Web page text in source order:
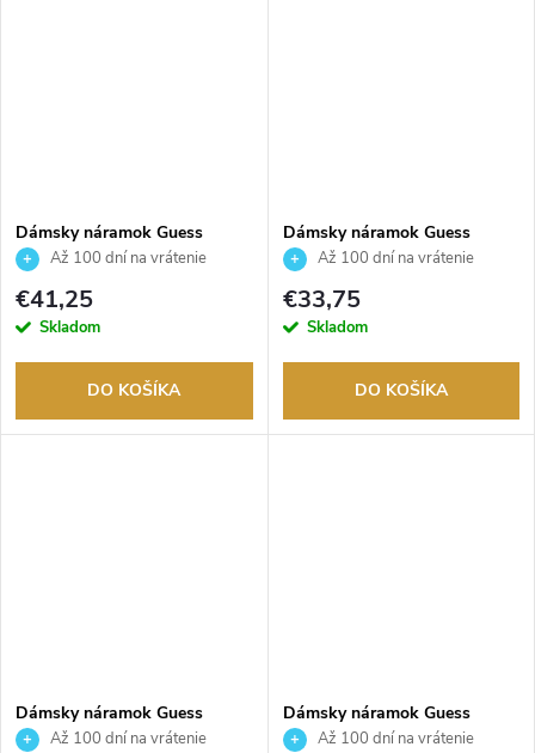
Dámsky náramok Guess
JUBB05503JWRHS
Až 100 dní na vrátenie
tovaru. Autorizovaný predajca.
€41,25
Skladom
DO KOŠÍKA
Dámsky náramok Guess
JUBB05461JWRHS
Až 100 dní na vrátenie
tovaru. Autorizovaný predajca.
€33,75
Skladom
DO KOŠÍKA
Dámsky náramok Guess
JUBB05461JWYGS
Až 100 dní na vrátenie
Dámsky náramok Guess
JUBB05111JWYGS
Až 100 dní na vrátenie